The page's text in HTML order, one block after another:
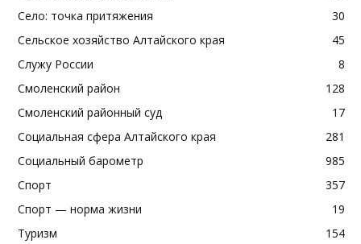
Село: точка притяжения
30
Сельское хозяйство Алтайского края
45
Служу России
8
Смоленский район
128
Смоленский районный суд
17
Социальная сфера Алтайского края
281
Социальный барометр
985
Спорт
357
Спорт — норма жизни
19
Туризм
154